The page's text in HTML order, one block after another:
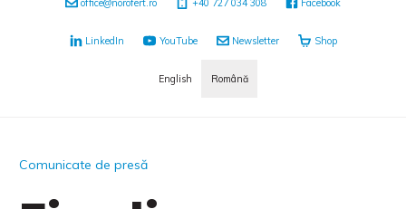
LinkedIn YouTube Newsletter Shop
English Română
Comunicate de presă